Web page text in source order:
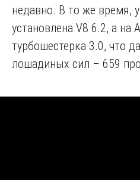
недавно. В то же время,
установлена V8 6.2, а на
турбошестерка 3.0, что
лошадиных сил – 659